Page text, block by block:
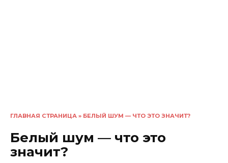
ГЛАВНАЯ СТРАНИЦА » БЕЛЫЙ ШУМ — ЧТО ЭТО ЗНАЧИТ?
Белый шум — что это
значит?